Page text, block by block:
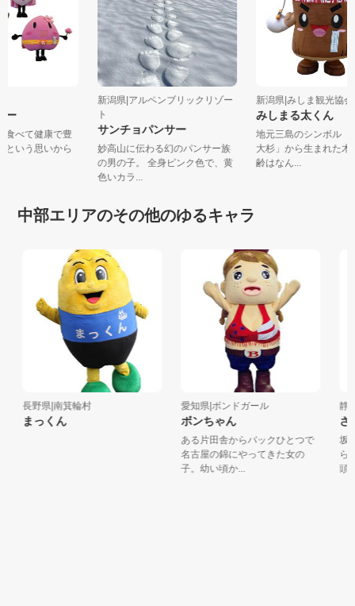
ー
食べて健康で豊
という思いから
新潟県|アルペンブリックリゾー
サンチョパンサー
妙高山に伝わる幻のパンサー族
の男の子。 全身ピンク色で、黄
色いカラ...
新潟県|みしま観光協
みしまる太くん
地元三島のシンボル
大杉」から生まれた
齢はなん...
中部エリアのその他のゆるキャラ
長野県|南箕輪村
まっくん
愛知県|ボンドガール
ボンちゃん
ある片田舎からバックひとつで
名古屋の錦にやってきた女の
子。幼い頃か...
静
さ
坂
ら
頭